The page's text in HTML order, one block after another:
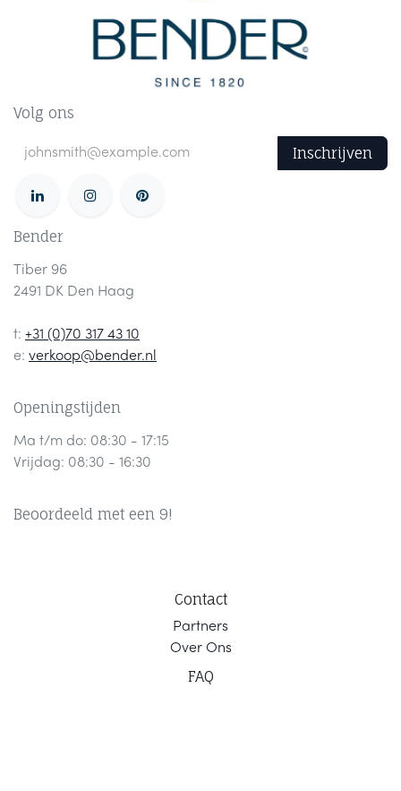
Volg ons
Inschrijven
Bender
Tiber 96
2491 DK Den Haag
t: +31 (0)70 317 43 10
e: verkoop@bender.nl
Openingstijden
Ma t/m do: 08:30 - 17:15
Vrijdag: 08:30 - 16:30
Beoordeeld met een 9!
Contact
Partners
Over Ons
FAQ